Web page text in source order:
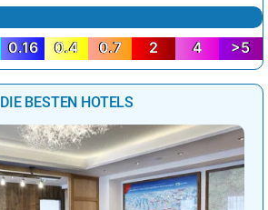
0.16 0.4 0.7 2 4 >5
DIE BESTEN HOTELS